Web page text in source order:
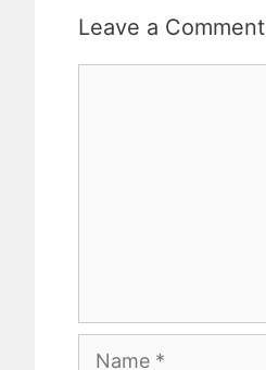
Leave a Comment
Name